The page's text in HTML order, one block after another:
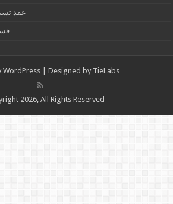
عقد
WordPress | Designed by TieLabs
2026, All Rights Reserved